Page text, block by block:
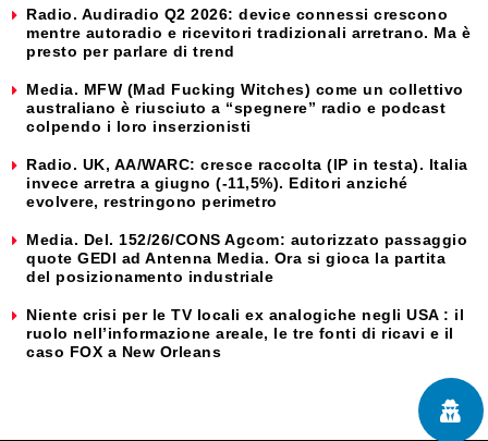
Radio. Audiradio Q2 2026: device connessi crescono
mentre autoradio e ricevitori tradizionali arretrano. Ma è
presto per parlare di trend
Media. MFW (Mad Fucking Witches) come un collettivo
australiano è riusciuto a “spegnere” radio e podcast
colpendo i loro inserzionisti
Radio. UK, AA/WARC: cresce raccolta (IP in testa). Italia
invece arretra a giugno (-11,5%). Editori anziché
evolvere, restringono perimetro
Media. Del. 152/26/CONS Agcom: autorizzato passaggio
quote GEDI ad Antenna Media. Ora si gioca la partita
del posizionamento industriale
Niente crisi per le TV locali ex analogiche negli USA : il
ruolo nell’informazione areale, le tre fonti di ricavi e il
caso FOX a New Orleans